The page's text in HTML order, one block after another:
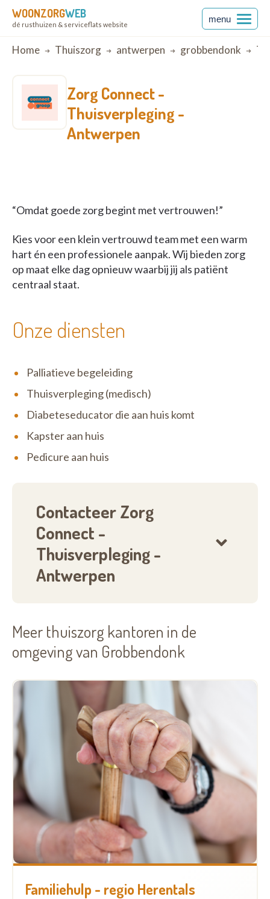
WOONZORGWEB
dé rusthuizen & serviceflats website
menu
Breadcrumb
Home Thuiszorg antwerpen grobbendonk
Zorg Connect -
Thuisverpleging -
Antwerpen
“Omdat goede zorg begint met vertrouwen!”
Kies voor een klein vertrouwd team met een warm
hart én een professionele aanpak. Wij bieden zorg
op maat elke dag opnieuw waarbij jij als patiënt
centraal staat.
Onze diensten
Palliatieve begeleiding
Thuisverpleging (medisch)
Diabeteseducator die aan huis komt
Kapster aan huis
Pedicure aan huis
Contacteer Zorg
Connect -
Thuisverpleging -
Antwerpen
Meer thuiszorg kantoren in de
omgeving van Grobbendonk
Familiehulp - regio Herentals